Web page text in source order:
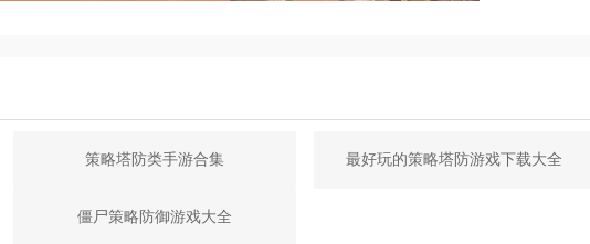
策略塔防类手游合集 最好玩的策略塔防游戏下载大全
僵尸策略防御游戏大全